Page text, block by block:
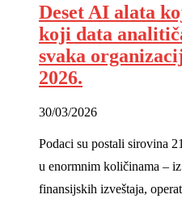
Deset AI alata
koji data
svaka
2026.
30/03/2026
Podaci su postali sirovina
u enormnim količinama –
finansijskih izveštaja,